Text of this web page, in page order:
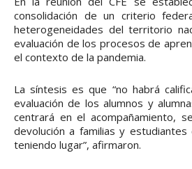
consolidación de un criterio
heterogeneidades del territorio
evaluación de los procesos de
el contexto de la pandemia.
La síntesis es que “no habrá
evaluación de los alumnos y
centrará en el acompañamiento,
devolución a familias y
teniendo lugar”, afirmaron.